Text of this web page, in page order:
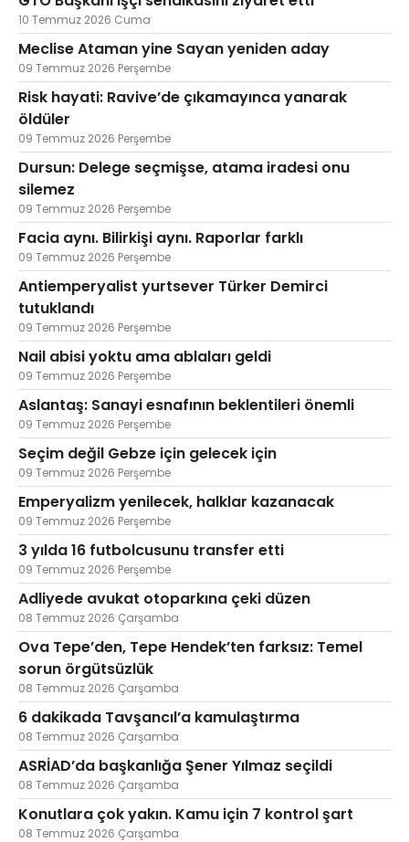
10 Temmuz 2026 Cuma
Meclise Ataman yine Sayan yeniden aday
09 Temmuz 2026 Perşembe
Risk hayati: Ravive’de çıkamayınca yanarak
öldüler
09 Temmuz 2026 Perşembe
Dursun: Delege seçmişse, atama iradesi onu
silemez
09 Temmuz 2026 Perşembe
Facia aynı. Bilirkişi aynı. Raporlar farklı
09 Temmuz 2026 Perşembe
Antiemperyalist yurtsever Türker Demirci
tutuklandı
09 Temmuz 2026 Perşembe
Nail abisi yoktu ama ablaları geldi
09 Temmuz 2026 Perşembe
Aslantaş: Sanayi esnafının beklentileri önemli
09 Temmuz 2026 Perşembe
Seçim değil Gebze için gelecek için
09 Temmuz 2026 Perşembe
Emperyalizm yenilecek, halklar kazanacak
09 Temmuz 2026 Perşembe
3 yılda 16 futbolcusunu transfer etti
09 Temmuz 2026 Perşembe
Adliyede avukat otoparkına çeki düzen
08 Temmuz 2026 Çarşamba
Ova Tepe’den, Tepe Hendek’ten farksız: Temel
sorun örgütsüzlük
08 Temmuz 2026 Çarşamba
6 dakikada Tavşancıl’a kamulaştırma
08 Temmuz 2026 Çarşamba
ASRİAD’da başkanlığa Şener Yılmaz seçildi
08 Temmuz 2026 Çarşamba
Konutlara çok yakın. Kamu için 7 kontrol şart
08 Temmuz 2026 Çarşamba